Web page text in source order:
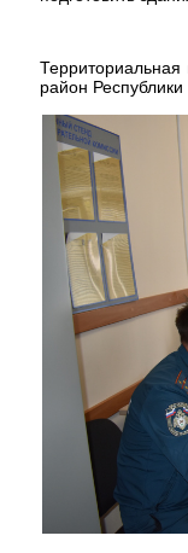
Территориальная
район